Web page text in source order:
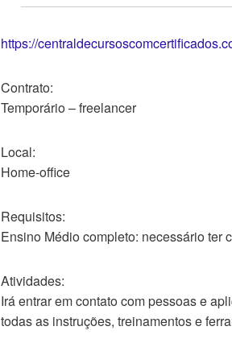
https://
Contrato:
Temporário – freelancer
Local:
Home-office
Requisitos:
Ensino Médio completo: necessário ter
Atividades:
Irá entrar em contato com pessoas e
todas as instruções, treinamentos e